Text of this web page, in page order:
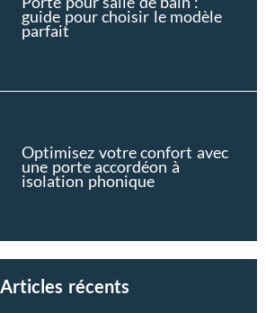
guide pour choisir le modèle
parfait
Optimisez votre confort avec
une porte accordéon à
isolation phonique
Articles récents